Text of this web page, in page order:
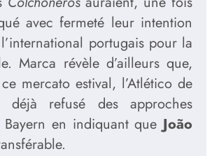
avec fermeté leur intention
portugais pour la
Marca révèle d’ailleurs que,
mercato estival, l’Atlético de
déjà refusé des approches
Bayern en indiquant queJoão